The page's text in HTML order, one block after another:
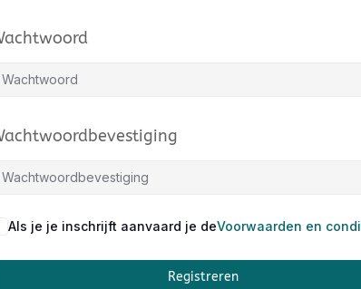
Als je je inschrijft aanvaard je deVoorwaarden en
Registreren